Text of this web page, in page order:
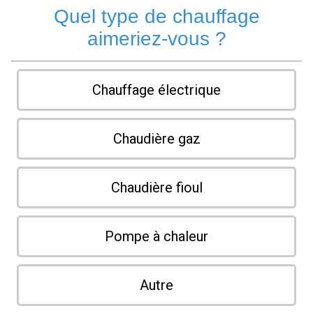
Quel type de chauffage
aimeriez-vous ?
Chauffage électrique
Chaudière gaz
Chaudière fioul
Pompe à chaleur
Autre